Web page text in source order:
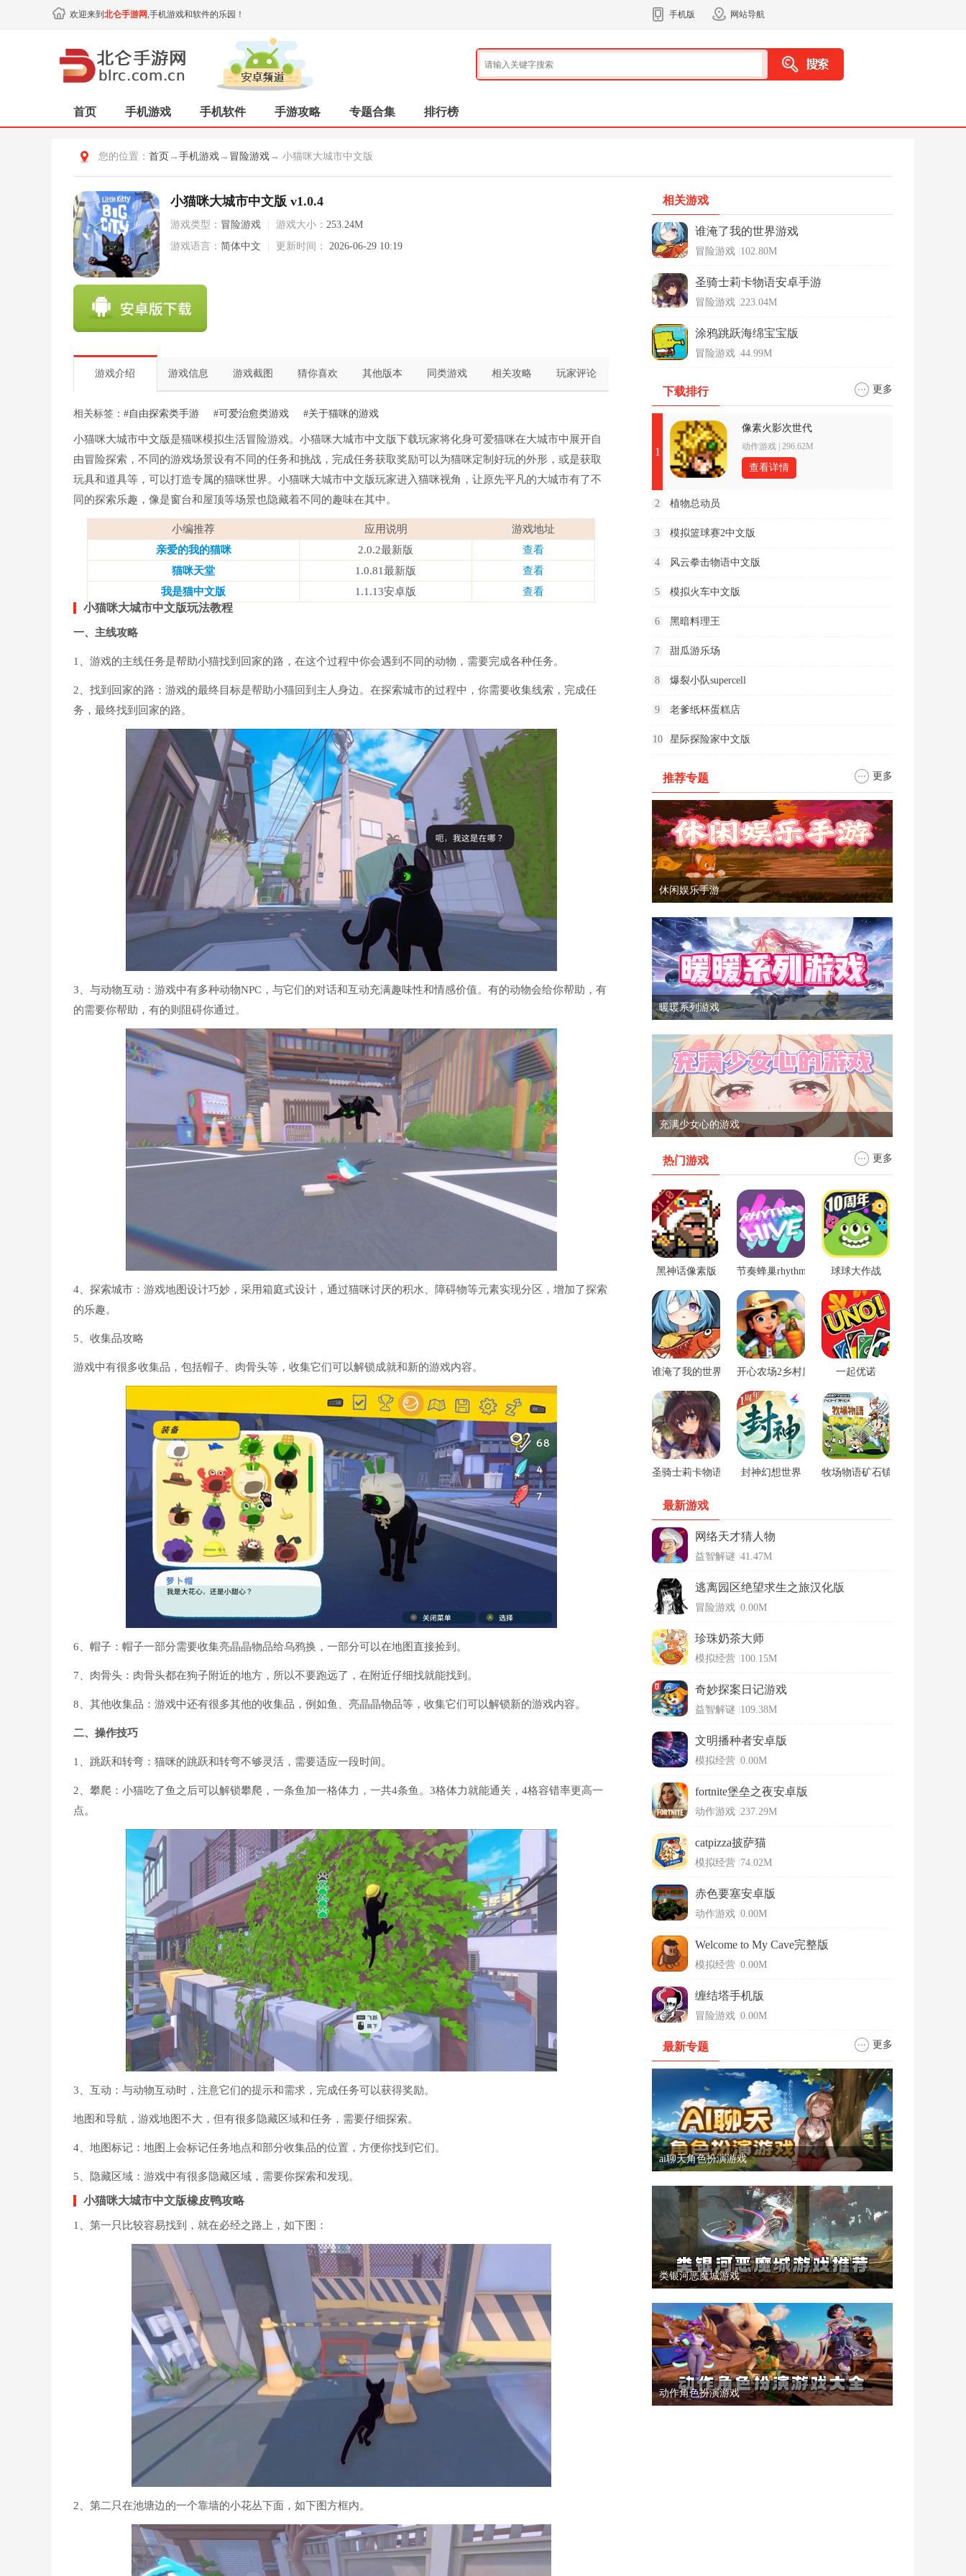
欢迎来到 北仑手游网,手机游戏和软件的乐园！ 手机版 网站导航
首页 手机游戏 手机软件 手游攻略 专题合集 排行榜
您的位置： 首页 → 手机游戏 → 冒险游戏 → 小猫咪大城市中文版
小猫咪大城市中文版 v1.0.4
游戏类型： 冒险游戏 游戏大小： 253.24M
游戏语言： 简体中文 更新时间： 2026-06-29 10:19
游戏介绍 游戏信息 游戏截图 猜你喜欢 其他版本 同类游戏 相关攻略 玩家评论
相关标签： #自由探索类手游 #可爱治愈类游戏 #关于猫咪的游戏
小猫咪大城市中文版是猫咪模拟生活冒险游戏。小猫咪大城市中文版下载玩家将化身可爱猫咪在大城市中展开自
由冒险探索，不同的游戏场景设有不同的任务和挑战，完成任务获取奖励可以为猫咪定制好玩的外形，或是获取
玩具和道具等，可以打造专属的猫咪世界。小猫咪大城市中文版玩家进入猫咪视角，让原先平凡的大城市有了不
同的探索乐趣，像是窗台和屋顶等场景也隐藏着不同的趣味在其中。
小编推荐 应用说明
游戏地址
亲爱的我的猫咪
2.0.2最新版
查看
猫咪天堂
1.0.81最新版
查看
我是猫中文版
1.1.13安卓版 查看
小猫咪大城市中文版玩法教程
一、主线攻略
1、游戏的主线任务是帮助小猫找到回家的路，在这个过程中你会遇到不同的动物，需要完成各种任务。
2、找到回家的路：游戏的最终目标是帮助小猫回到主人身边。在探索城市的过程中，你需要收集线索，完成任
务，最终找到回家的路。
3、与动物互动：游戏中有多种动物NPC，与它们的对话和互动充满趣味性和情感价值。有的动物会给你帮助，有
的需要你帮助，有的则阻碍你通过。
4、探索城市：游戏地图设计巧妙，采用箱庭式设计，通过猫咪讨厌的积水、障碍物等元素实现分区，增加了探索
的乐趣。
5、收集品攻略
游戏中有很多收集品，包括帽子、肉骨头等，收集它们可以解锁成就和新的游戏内容。
6、帽子：帽子一部分需要收集亮晶晶物品给乌鸦换，一部分可以在地图直接捡到。
7、肉骨头：肉骨头都在狗子附近的地方，所以不要跑远了，在附近仔细找就能找到。
8、其他收集品：游戏中还有很多其他的收集品，例如鱼、亮晶晶物品等，收集它们可以解锁新的游戏内容。
二、操作技巧
1、跳跃和转弯：猫咪的跳跃和转弯不够灵活，需要适应一段时间。
2、攀爬：小猫吃了鱼之后可以解锁攀爬，一条鱼加一格体力，一共4条鱼。3格体力就能通关，4格容错率更高一
点。
3、互动：与动物互动时，注意它们的提示和需求，完成任务可以获得奖励。
地图和导航，游戏地图不大，但有很多隐藏区域和任务，需要仔细探索。
4、地图标记：地图上会标记任务地点和部分收集品的位置，方便你找到它们。
5、隐藏区域：游戏中有很多隐藏区域，需要你探索和发现。
小猫咪大城市中文版橡皮鸭攻略
1、第一只比较容易找到，就在必经之路上，如下图：
2、第二只在池塘边的一个靠墙的小花丛下面，如下图方框内。
相关游戏
谁淹了我的世界游戏
冒险游戏 102.80M
圣骑士莉卡物语安卓手游
冒险游戏 223.04M
涂鸦跳跃海绵宝宝版
冒险游戏 44.99M
下载排行 更多
1
像素火影次世代
动作游戏 296.62M
查看详情
2 植物总动员
3 模拟篮球赛2中文版
4 风云拳击物语中文版
5 模拟火车中文版
6 黑暗料理王
7 甜瓜游乐场
8 爆裂小队supercell
9 老爹纸杯蛋糕店
10 星际探险家中文版
推荐专题 更多
休闲娱乐手游
暖暖系列游戏
充满少女心的游戏
热门游戏 更多
黑神话像素版 节奏蜂巢rhythm hive 球球大作战
谁淹了我的世界游戏开心农场2乡村度假中文版一起优诺
圣骑士莉卡物语安卓手游封神幻想世界 牧场物语矿石镇的伙伴们男孩版
最新游戏
网络天才猜人物
益智解谜 41.47M
逃离园区绝望求生之旅汉化版
冒险游戏 0.00M
珍珠奶茶大师
模拟经营 100.15M
奇妙探案日记游戏
益智解谜 109.38M
文明播种者安卓版
模拟经营 0.00M
fortnite堡垒之夜安卓版
动作游戏 237.29M
catpizza披萨猫
模拟经营 74.02M
赤色要塞安卓版
动作游戏 0.00M
Welcome to My Cave完整版
模拟经营 0.00M
缠结塔手机版
冒险游戏 0.00M
最新专题 更多
ai聊天角色扮演游戏
类银河恶魔城游戏
动作角色扮演游戏